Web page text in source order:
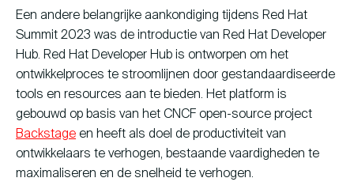
Een andere belangrijke aankondiging tijdens Red Hat
Summit 2023 was de introductie van Red Hat Developer
Hub. Red Hat Developer Hub is ontworpen om het
ontwikkelproces te stroomlijnen door gestandaardiseerde
tools en resources aan te bieden. Het platform is
gebouwd op basis van het CNCF open-source project
Backstage en heeft als doel de productiviteit van
ontwikkelaars te verhogen, bestaande vaardigheden te
maximaliseren en de snelheid te verhogen.